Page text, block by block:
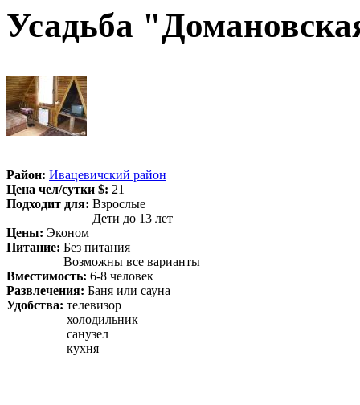
Усадьба
Район: Ивацевичский район
Цена чел/сутки $: 21
Подходит для: Взрослые
Дети до 13 лет
Цены: Эконом
Питание: Без питания
Возможны все варианты
Вместимость: 6-8 человек
Развлечения: Баня или сауна
Удобства: телевизор
холодильник
санузел
кухня